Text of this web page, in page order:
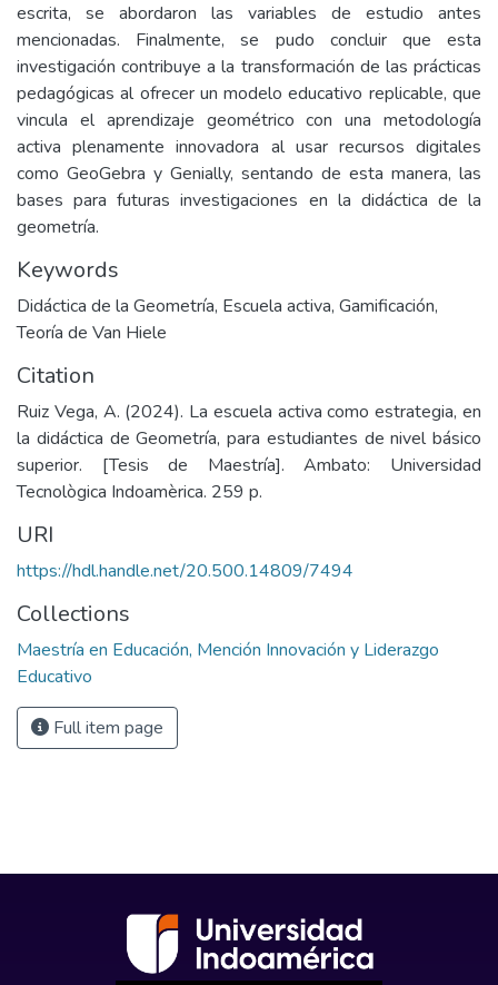
escrita, se abordaron las variables de estudio antes
mencionadas. Finalmente, se pudo concluir que esta
investigación contribuye a la transformación de las prácticas
pedagógicas al ofrecer un modelo educativo replicable, que
vincula el aprendizaje geométrico con una metodología
activa plenamente innovadora al usar recursos digitales
como GeoGebra y Genially, sentando de esta manera, las
bases para futuras investigaciones en la didáctica de la
geometría.
Keywords
Didáctica de la Geometría, Escuela activa, Gamificación,
Teoría de Van Hiele
Citation
Ruiz Vega, A. (2024). La escuela activa como estrategia, en
la didáctica de Geometría, para estudiantes de nivel básico
superior. [Tesis de Maestría]. Ambato: Universidad
Tecnològica Indoamèrica. 259 p.
URI
https://hdl.handle.net/20.500.14809/7494
Collections
Maestría en Educación, Mención Innovación y Liderazgo
Educativo
Full item page